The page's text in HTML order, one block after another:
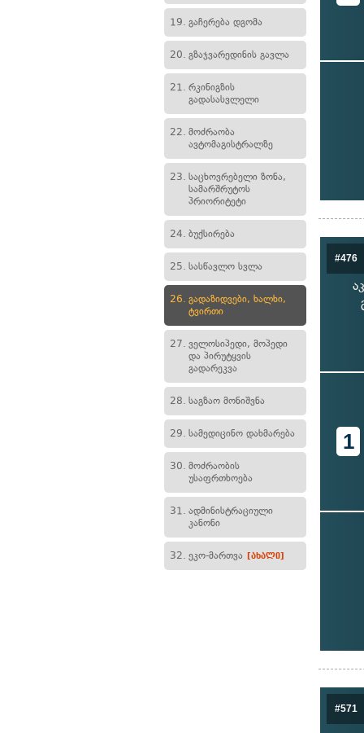
19. გაჩერება დგომა
20. გზაჯვარედინის გავლა
21. რკინიგზის
გადასასვლელი
22. მოძრაობა
ავტომაგისტრალზე
23. საცხოვრებელი ზონა,
სამარშრუტოს
პრიორიტეტი
24. ბუქსირება
25. სასწავლო სვლა
26. გადაზიდვები, ხალხი,
ტვირთი
27. ველოსიპედი, მოპედი
და პირუტყვის
გადარეკვა
28. საგზაო მონიშვნა
29. სამედიცინო დახმარება
30. მოძრაობის
უსაფრთხოება
31. ადმინისტრაციული
კანონი
32. ეკო-მართვა [ახალი]
#476
1
#571